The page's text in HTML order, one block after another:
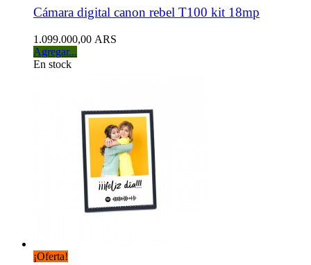
Cámara digital canon rebel T100 kit 18mp
1.099.000,00 ARS
Agregar...
En stock
¡Oferta!